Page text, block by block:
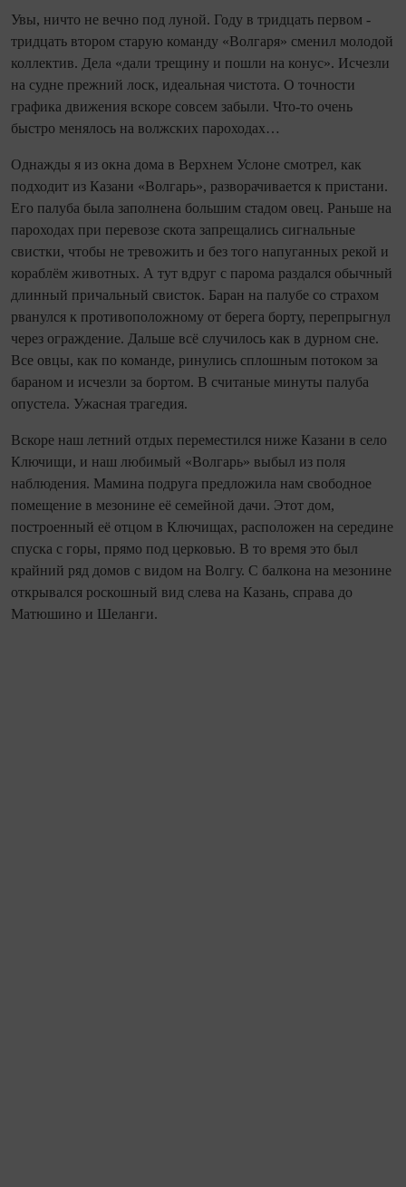
Увы, ничто не вечно под луной. Году в тридцать первом -
тридцать втором старую команду «Волгаря» сменил молодой
коллектив. Дела «дали трещину и пошли на конус». Исчезли
на судне прежний лоск, идеальная чистота. О точности
графика движения вскоре совсем забыли. Что-то очень
быстро менялось на волжских пароходах…
Однажды я из окна дома в Верхнем Услоне смотрел, как
подходит из Казани «Волгарь», разворачивается к пристани.
Его палуба была заполнена большим стадом овец. Раньше на
пароходах при перевозе скота запрещались сигнальные
свистки, чтобы не тревожить и без того напуганных рекой и
кораблём животных. А тут вдруг с парома раздался обычный
длинный причальный свисток. Баран на палубе со страхом
рванулся к противоположному от берега борту, перепрыгнул
через ограждение. Дальше всё случилось как в дурном сне.
Все овцы, как по команде, ринулись сплошным потоком за
бараном и исчезли за бортом. В считаные минуты палуба
опустела. Ужасная трагедия.
Вскоре наш летний отдых переместился ниже Казани в село
Ключищи, и наш любимый «Волгарь» выбыл из поля
наблюдения. Мамина подруга предложила нам свободное
помещение в мезонине её семейной дачи. Этот дом,
построенный её отцом в Ключищах, расположен на середине
спуска с горы, прямо под церковью. В то время это был
крайний ряд домов с видом на Волгу. С балкона на мезонине
открывался роскошный вид слева на Казань, справа до
Матюшино и Шеланги.